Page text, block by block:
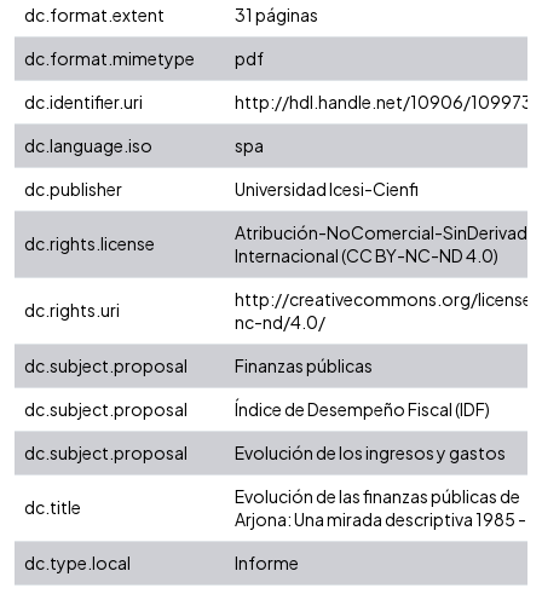
dc.format.extent
31 páginas
dc.format.mimetype
pdf
dc.identifier.uri
http://hdl.handle.net/10906/109973
dc.language.iso
spa
dc.publisher
Universidad Icesi-Cienfi
dc.rights.license
Atribución-NoComercial-
Internacional (CC BY-NC-ND 4.0)
dc.rights.uri
http://creativecommons.org/
nc-nd/4.0/
dc.subject.proposal
Finanzas públicas
dc.subject.proposal
Índice de Desempeño Fiscal (IDF)
dc.subject.proposal
Evolución de los ingresos y gastos
dc.title
Evolución de las finanzas públicas de
Arjona: Una mirada descriptiva 1985 -
dc.type.local
Informe